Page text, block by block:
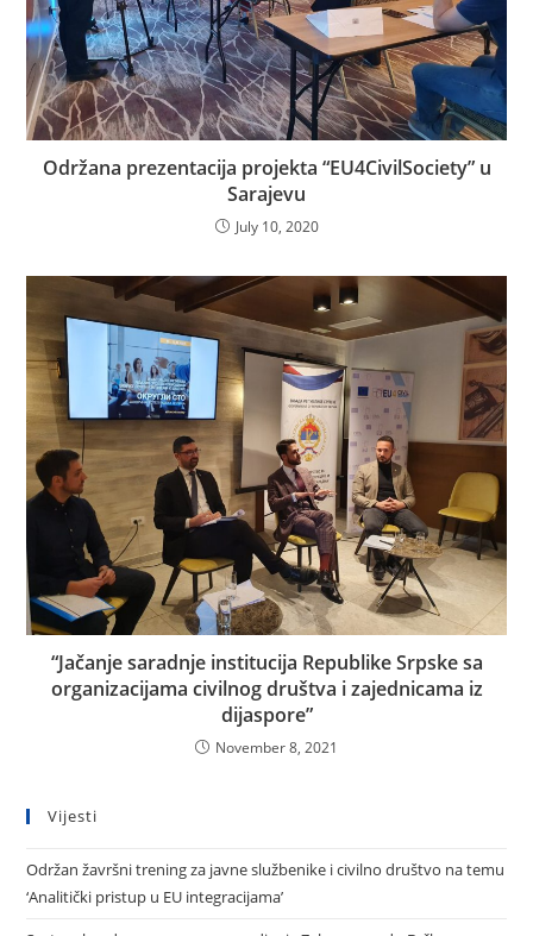
Održana prezentacija projekta “EU4CivilSociety” u
Sarajevu
July 10, 2020
“Jačanje saradnje institucija Republike Srpske sa
organizacijama civilnog društva i zajednicama iz
dijaspore”
November 8, 2021
Vijesti
Održan žavršni trening za javne službenike i civilno društvo na temu
‘Analitički pristup u EU integracijama’